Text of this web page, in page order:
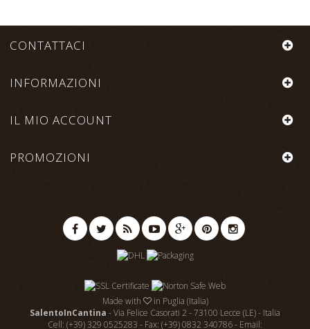
CONTATTACI
INFORMAZIONI
IL MIO ACCOUNT
PROMOZIONI
Made with
in Puglia (Italia)
SalentoInCantina - Via Felice Casorati 2 - 73100 Lecce (LE) - Italia
Cell: (+39) 329 0525283 - Fax: (+39) 0832 340786 - Email: